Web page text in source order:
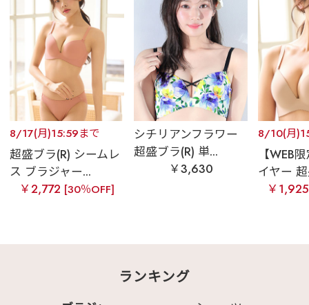
8/17(月)15:59まで
超盛ブラ(R) シームレ
ス ブラジャー...
￥2,772 [30％OFF]
シチリアンフラワー
超盛ブラ(R) 単...
￥3,630
8/10(月
【WEB
イヤー
￥
ランキング